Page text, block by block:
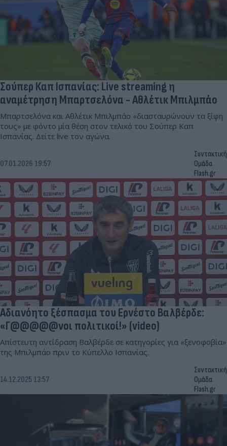
Σούπερ Καπ Ισπανίας: Live streaming η
αναμέτρηση Μπαρτσελόνα - Αθλέτικ Μπιλμπάο
Μπαρτσελόνα και Αθλέτικ Μπιλμπάο «διασταυρώνουν τα ξίφη
τους» με φόντο μία θέση στον τελικό του Σούπερ Καπ
Ισπανίας. Δείτε live τον αγώνα.
07.01.2026 19:57
Συντακτική
Ομάδα
Flash.gr
Αδιανόητο ξέσπασμα του Ερνέστο Βαλβέρδε:
«Γ@@@@@νοι πολιτικοί!» (video)
Απίστευτη αντίδραση Βαλβέρδε σε κατηγορίες για «ξενοφοβία»
της Μπιλμπάο πριν το Κύπελλο Ισπανίας.
14.12.2025 13:57
Συντακτική
Ομάδα
Flash.gr